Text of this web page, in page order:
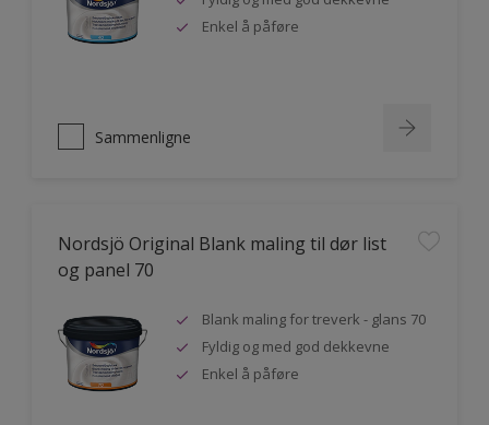
Enkel å påføre
Sammenligne
Nordsjö Original Blank maling til dør list
og panel 70
Blank maling for treverk - glans 70
Fyldig og med god dekkevne
Enkel å påføre